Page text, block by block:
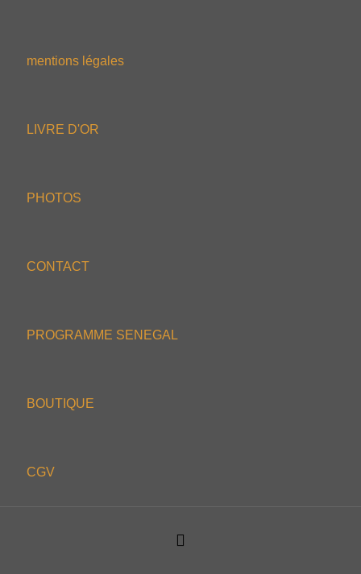
mentions légales
LIVRE D'OR
PHOTOS
CONTACT
PROGRAMME SENEGAL
BOUTIQUE
CGV